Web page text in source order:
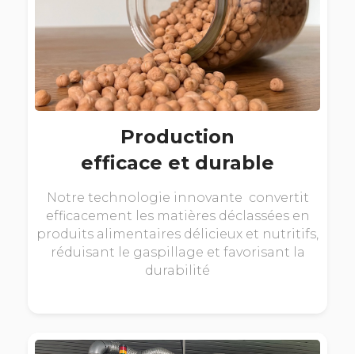
Production
efficace et durable
Notre technologie innovante convertit
efficacement les matières déclassées en
produits alimentaires délicieux et nutritifs,
réduisant le gaspillage et favorisant la
durabilité